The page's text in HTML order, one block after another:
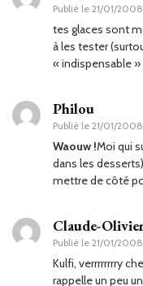
Publié le 21/01/2008
tes glaces sont
à les tester
« indispensable
Philou
Publié le 21/01/2008
Waouw !Moi qui
dans les
mettre de côté
Claude-
Publié le 21/01/2008
Kulfi, verrrrrrrry
rappelle un peu